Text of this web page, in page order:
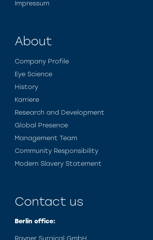
Impressum
About
Company Profile
Eye Science
History
Karriere
Research and Development
Global Presence
Management Team
Community Responsibility
Modern Slavery Statement
Contact us
Berlin office:
Rayner Surgical GmbH,